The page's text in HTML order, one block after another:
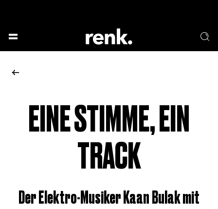
KEINE AUSWAHL
EINE STIMME, EIN
TRACK
Der Elektro-Musiker Kaan Bulak mit